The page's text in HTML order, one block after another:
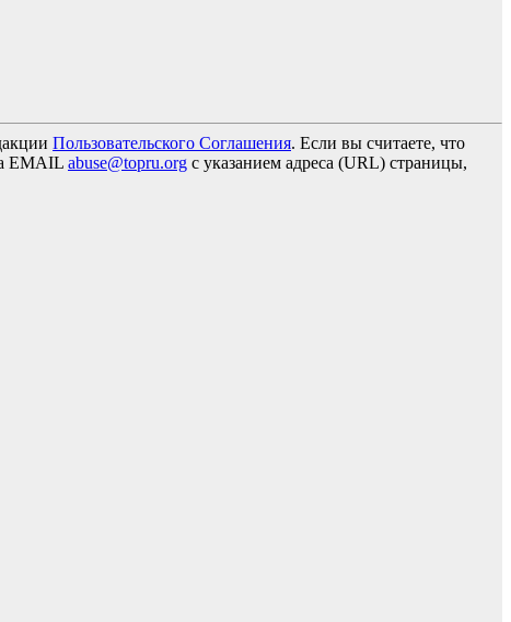
Пользовательского Соглашения. Если вы считаете, что
EMAIL abuse@topru.org с указанием адреса (URL) страницы,